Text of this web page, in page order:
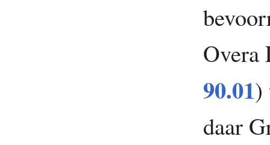
Overa
90.01)
daar